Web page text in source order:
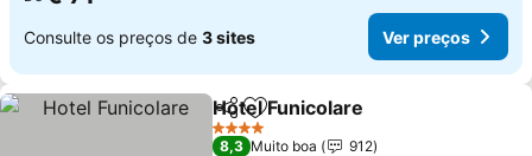
Consulte os preços de 3 sites Ver preços
PartilharAdicionar aos favoritos
Hotel Funicolare
4 Estrelas
8,3 Muito boa
912